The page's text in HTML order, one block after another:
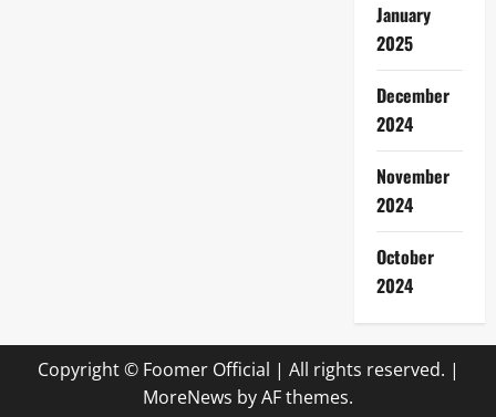
January
2025
December
2024
November
2024
October
2024
Copyright © Foomer Official | All rights reserved. |
MoreNews by AF themes.